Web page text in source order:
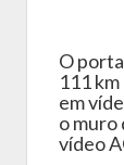
O
111
em
o muro
vídeo